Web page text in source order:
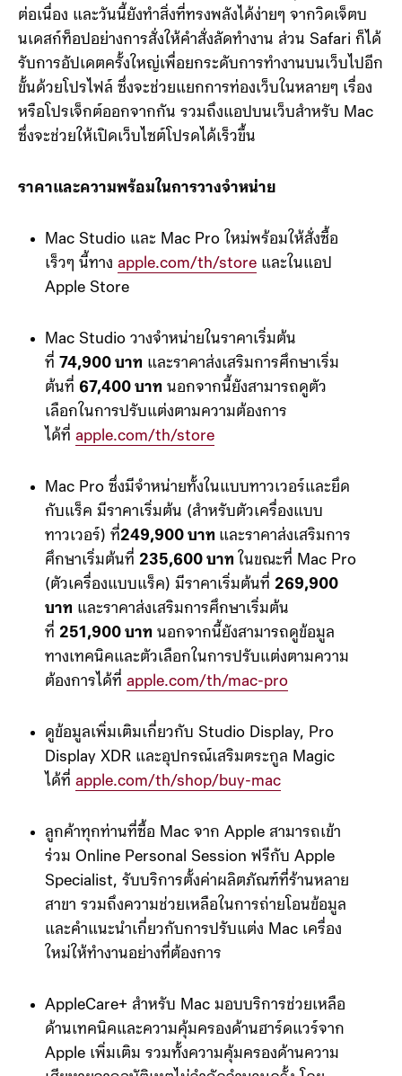
ต่อเนื่อง และวันนี้ยังทำสิ่งที่ทรงพลังได้ง่ายๆ จากวิดเจ็ตบ
นเดสก์ท็อปอย่างการสั่งให้คำสั่งลัดทำงาน ส่วน Safari ก็ได้
รับการอัปเดตครั้งใหญ่เพื่อยกระดับการทำงานบนเว็บไปอีก
ขั้นด้วยโปรไฟล์ ซึ่งจะช่วยแยกการท่องเว็บในหลายๆ เรื่อง
หรือโปรเจ็กต์ออกจากกัน รวมถึงแอปบนเว็บสำหรับ Mac
ซึ่งจะช่วยให้เปิดเว็บไซต์โปรดได้เร็วขึ้น
ราคาและความพร้อมในการวางจำหน่าย
Mac Studio และ Mac Pro ใหม่พร้อมให้สั่งซื้อ
เร็วๆ นี้ทาง apple.com/th/store และในแอป
Apple Store
Mac Studio วางจำหน่ายในราคาเริ่มต้น
ที่ 74,900 บาท และราคาส่งเสริมการศึกษาเริ่ม
ต้นที่ 67,400 บาท นอกจากนี้ยังสามารถดูตัว
เลือกในการปรับแต่งตามความต้องการ
ได้ที่ apple.com/th/store
Mac Pro ซึ่งมีจำหน่ายทั้งในแบบทาวเวอร์และยึด
กับแร็ค มีราคาเริ่มต้น (สำหรับตัวเครื่องแบบ
ทาวเวอร์) ที่249,900 บาท และราคาส่งเสริมการ
ศึกษาเริ่มต้นที่ 235,600 บาท ในขณะที่ Mac Pro
(ตัวเครื่องแบบแร็ค) มีราคาเริ่มต้นที่ 269,900
บาท และราคาส่งเสริมการศึกษาเริ่มต้น
ที่ 251,900 บาท นอกจากนี้ยังสามารถดูข้อมูล
ทางเทคนิคและตัวเลือกในการปรับแต่งตามความ
ต้องการได้ที่ apple.com/th/mac-pro
ดูข้อมูลเพิ่มเติมเกี่ยวกับ Studio Display, Pro
Display XDR และอุปกรณ์เสริมตระกูล Magic
ได้ที่ apple.com/th/shop/buy-mac
ลูกค้าทุกท่านที่ซื้อ Mac จาก Apple สามารถเข้า
ร่วม Online Personal Session ฟรีกับ Apple
Specialist, รับบริการตั้งค่าผลิตภัณฑ์ที่ร้านหลาย
สาขา รวมถึงความช่วยเหลือในการถ่ายโอนข้อมูล
และคำแนะนำเกี่ยวกับการปรับแต่ง Mac เครื่อง
ใหม่ให้ทำงานอย่างที่ต้องการ
AppleCare+ สำหรับ Mac มอบบริการช่วยเหลือ
ด้านเทคนิคและความคุ้มครองด้านฮาร์ดแวร์จาก
Apple เพิ่มเติม รวมทั้งความคุ้มครองด้านความ